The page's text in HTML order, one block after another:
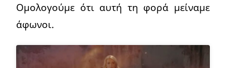
Ομολογούμε ότι αυτή τη φορά μείναμε
άφωνοι.